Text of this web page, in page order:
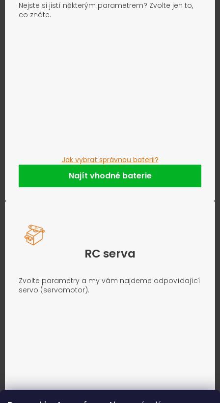
Nejste si jistí některým parametrem? Zvolte jen to,
co znáte.
Jak vybrat správnou baterii?
Najít vhodné baterie
RC serva
Zvolte parametry a my vám najdeme odpovídající
servo (servomotor).